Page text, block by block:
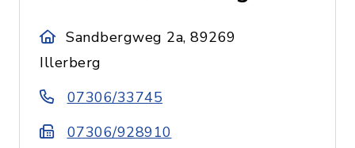
Sandbergweg 2a, 89269
Illerberg
07306/33745
07306/928910